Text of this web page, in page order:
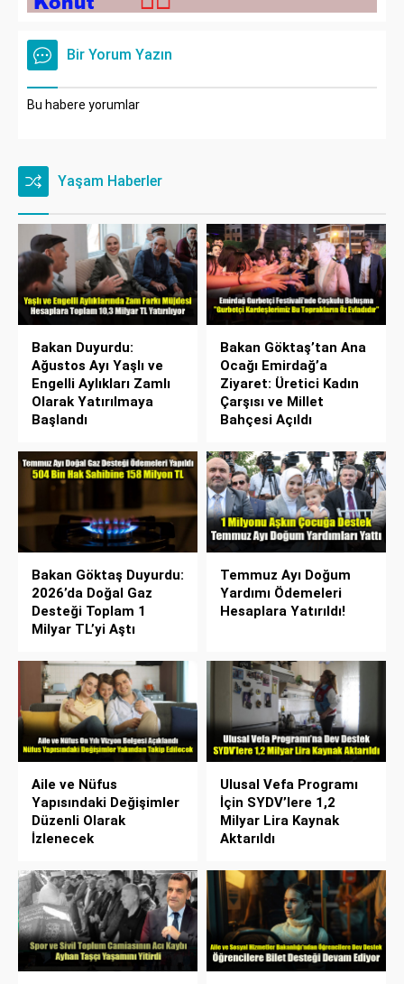
Bir Yorum Yazın
Bu habere yorumlar
Yaşam Haberler
Bakan Duyurdu:
Ağustos Ayı Yaşlı ve
Engelli Aylıkları Zamlı
Olarak Yatırılmaya
Başlandı
Bakan Göktaş’tan Ana
Ocağı Emirdağ’a
Ziyaret: Üretici Kadın
Çarşısı ve Millet
Bahçesi Açıldı
Bakan Göktaş Duyurdu:
2026’da Doğal Gaz
Desteği Toplam 1
Milyar TL’yi Aştı
Temmuz Ayı Doğum
Yardımı Ödemeleri
Hesaplara Yatırıldı!
Aile ve Nüfus
Yapısındaki Değişimler
Düzenli Olarak
İzlenecek
Ulusal Vefa Programı
İçin SYDV’lere 1,2
Milyar Lira Kaynak
Aktarıldı